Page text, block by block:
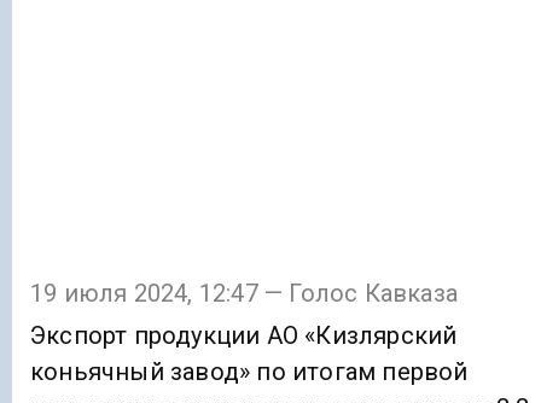
19 июля 2024, 12:47 — Голос Кавказа
Экспорт продукции АО «Кизлярский
коньячный завод» по итогам первой